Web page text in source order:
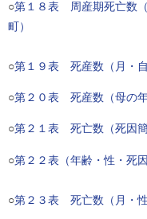
○第１８表 周産期死亡数
町）
○第１９表 死産数（月・自
○第２０表 死産数（母の年
○第２１表 死亡数（死因簡
○第２２表（年齢・性・死
○第２３表 死亡数（月・性